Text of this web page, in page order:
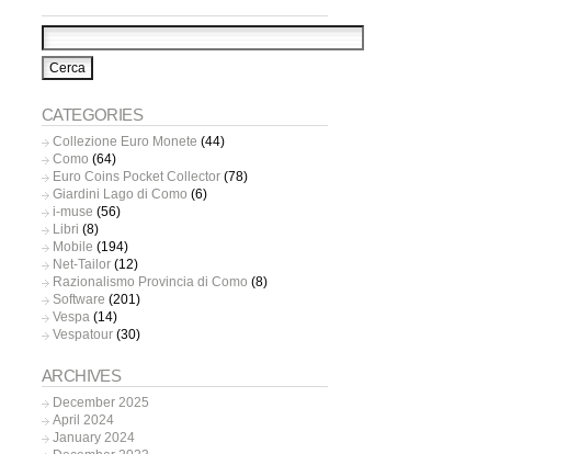
CATEGORIES
Collezione Euro Monete (44)
Como (64)
Euro Coins Pocket Collector(78)
Giardini Lago di Como (6)
i-muse (56)
Libri (8)
Mobile (194)
Net-Tailor(12)
Razionalismo Provincia di Como (8)
Software (201)
Vespa(14)
Vespatour(30)
ARCHIVES
December 2025
April 2024
January 2024